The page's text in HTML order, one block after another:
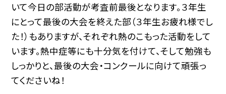
いて今日の部活動が考査前最後となります。３年生
にとって最後の大会を終えた部（３年生お疲れ様でし
た！）もありますが、それぞれ熱のこもった活動をして
います。熱中症等にも十分気を付けて、そして勉強も
しっかりと、最後の大会・コンクールに向けて頑張っ
てくださいね！